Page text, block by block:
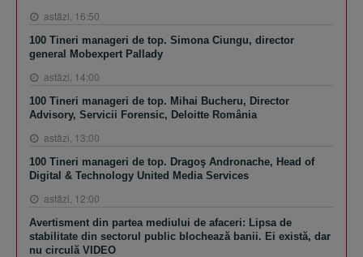
astăzi, 16:50
100 Tineri manageri de top. Simona Ciungu, director
general Mobexpert Pallady
astăzi, 14:00
100 Tineri manageri de top. Mihai Bucheru, Director
Advisory, Servicii Forensic, Deloitte România
astăzi, 13:00
100 Tineri manageri de top. Dragoş Andronache, Head of
Digital & Technology United Media Services
astăzi, 12:00
Avertisment din partea mediului de afaceri: Lipsa de
stabilitate din sectorul public blochează banii. Ei există, dar
nu circulă VIDEO